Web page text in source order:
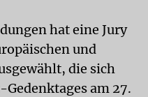
hat eine Jury
und
die sich
am 27.